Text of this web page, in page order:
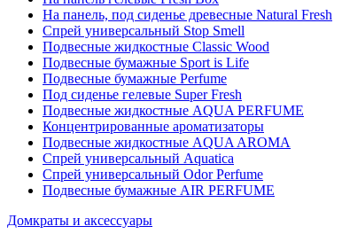
На панель, под сиденье древесные Natural Fresh
Спрей универсальный Stop Smell
Подвесные жидкостные Classic Wood
Подвесные бумажные Sport is Life
Подвесные бумажные Perfume
Под сиденье гелевые Super Fresh
Подвесные жидкостные AQUA PERFUME
Концентрированные ароматизаторы
Подвесные жидкостные AQUA AROMA
Спрей универсальный Aquatica
Спрей универсальный Odor Perfume
Подвесные бумажные AIR PERFUME
Домкраты и аксессуары